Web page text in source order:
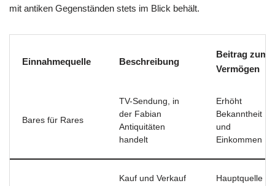
mit antiken Gegenständen stets im Blick behält.
Einnahmequelle Beschreibung
Beitrag zum
Vermögen
Bares für Rares
TV-Sendung, in
der Fabian
Antiquitäten
handelt
Erhöht
Bekanntheit
und
Einkommen
Kauf und Verkauf
Hauptquelle